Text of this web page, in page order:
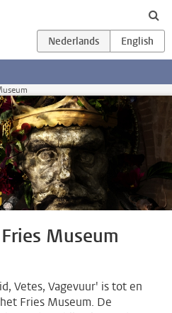
Museum
Vetes, Vagevuur' is tot en
Fries Museum. De